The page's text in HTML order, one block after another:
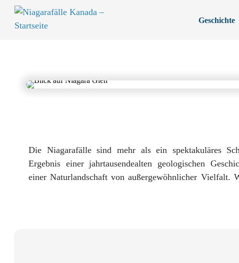
Geschichte
Die Niagarafälle sind mehr als ein spektakuläres
Ergebnis einer jahrtausendealten geologischen
einer Naturlandschaft von außergewöhnlicher Vielfalt.
besucht, erlebt nicht nur die mächtigsten Wasserfälle